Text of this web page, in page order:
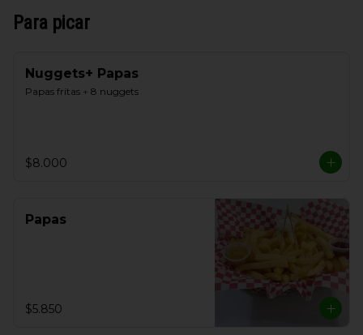
Para picar
Nuggets+ Papas
Papas fritas + 8 nuggets
$8.000
Papas
$5.850